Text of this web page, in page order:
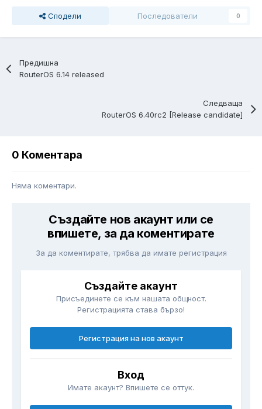
Сподели Последователи 0
Предишна
RouterOS 6.14 released
Следваща
RouterOS 6.40rc2 [Release candidate]
0 Коментара
Няма коментари.
Създайте нов акаунт или се
впишете, за да коментирате
За да коментирате, трябва да имате регистрация
Създайте акаунт
Присъединете се към нашата общност.
Регистрацията става бързо!
Регистрация на нов акаунт
Вход
Имате акаунт? Впишете се оттук.